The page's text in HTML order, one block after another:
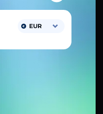
EUR